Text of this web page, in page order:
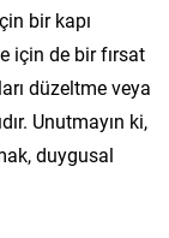
bir kapı
için de bir fırsat
düzeltme veya
Unutmayın ki,
duygusal